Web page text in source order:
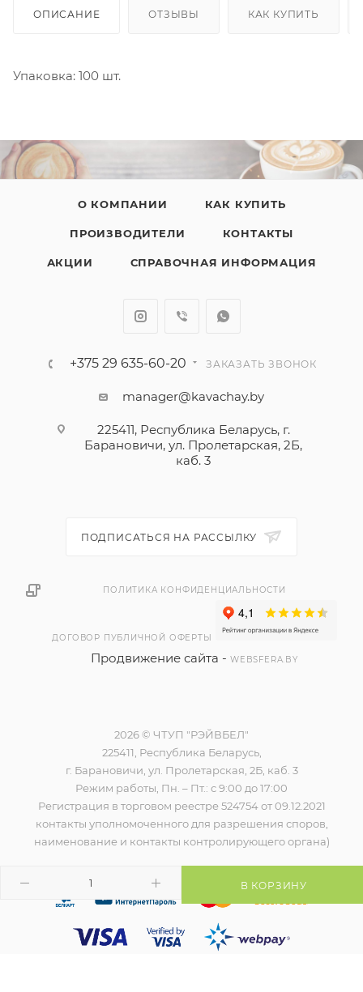
В КОРЗИНУ
ОПИСАНИЕ ОТЗЫВЫ КАК КУПИТЬ
Упаковка: 100 шт.
О КОМПАНИИ КАК КУПИТЬ
ПРОИЗВОДИТЕЛИ КОНТАКТЫ
АКЦИИ СПРАВОЧНАЯ ИНФОРМАЦИЯ
+375 29 635-60-20 ЗАКАЗАТЬ ЗВОНОК
manager@kavachay.by
225411, Республика Беларусь, г.
Барановичи, ул. Пролетарская, 2Б,
каб. 3
ПОДПИСАТЬСЯ НА РАССЫЛКУ
ПОЛИТИКА КОНФИДЕНЦИАЛЬНОСТИ
ДОГОВОР ПУБЛИЧНОЙ ОФЕРТЫ
Продвижение сайта -WEBSFERA.BY
2026 © ЧТУП "РЭЙВБЕЛ"
225411, Республика Беларусь,
г. Барановичи, ул. Пролетарская, 2Б, каб. 3
Режим работы, Пн. – Пт.: с 9:00 до 17:00
Регистрация в торговом реестре 524754 от 09.12.2021
контакты уполномоченного для разрешения споров,
наименование и контакты контролирующего органа)